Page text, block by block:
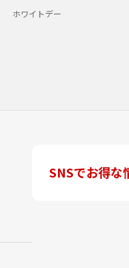
ホワイトデー
SNSでお得な